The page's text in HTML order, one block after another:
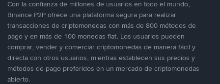
Con la confianza de millones de usuarios en todo el mundo,
Binance P2P ofrece una plataforma segura para realizar
transacciones de criptomonedas con más de 800 métodos de
pago y en más de 100 monedas fiat. Los usuarios pueden
comprar, vender y comerciar criptomonedas de manera fácil y
directa con otros usuarios, mientras establecen sus precios y
métodos de pago preferidos en un mercado de criptomonedas
abierto.